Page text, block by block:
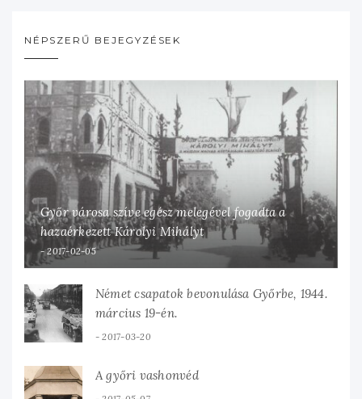
NÉPSZERŰ BEJEGYZÉSEK
Győr városa szíve egész melegével fogadta a
hazaérkezett Károlyi Mihályt
2017-02-05
Német csapatok bevonulása Győrbe, 1944.
március 19-én.
2017-03-20
A győri vashonvéd